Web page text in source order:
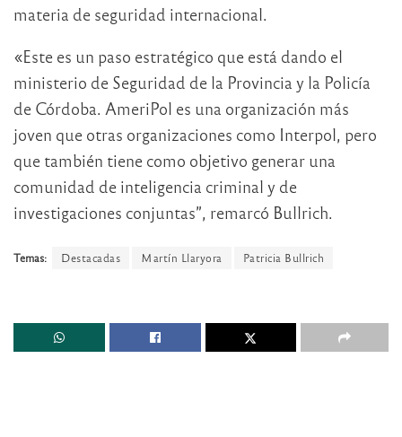
materia de seguridad internacional.
«Este es un paso estratégico que está dando el
ministerio de Seguridad de la Provincia y la Policía
de Córdoba. AmeriPol es una organización más
joven que otras organizaciones como Interpol, pero
que también tiene como objetivo generar una
comunidad de inteligencia criminal y de
investigaciones conjuntas”, remarcó Bullrich.
Temas: Destacadas Martín Llaryora Patricia Bullrich